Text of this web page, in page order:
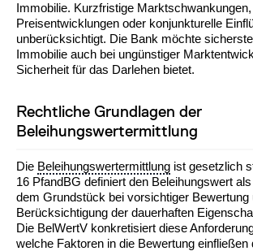
Immobilie. Kurzfristige
Preisentwicklungen oder konjunkturelle
unberücksichtigt. Die Bank möchte
Immobilie auch bei ungünstiger
Sicherheit für das Darlehen bietet.
Rechtliche Grundlagen der
Beleihungswertermittlung
Die Beleihungswertermittlung ist gesetzlich
16 PfandBG definiert den Beleihungswert
dem Grundstück bei vorsichtiger Bewertung
Berücksichtigung der dauerhaften
Die BelWertV konkretisiert diese
welche Faktoren in die Bewertung einfließen